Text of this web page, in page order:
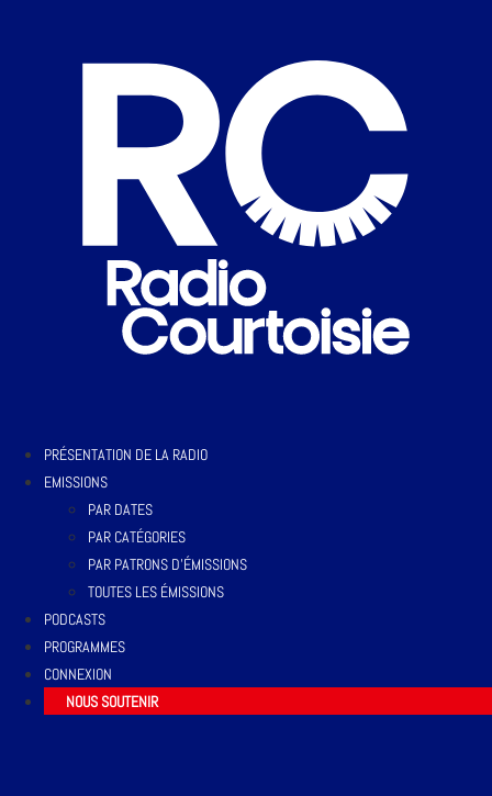
PRÉSENTATION DE LA RADIO
EMISSIONS
PAR DATES
PAR CATÉGORIES
PAR PATRONS D’ÉMISSIONS
TOUTES LES ÉMISSIONS
PODCASTS
PROGRAMMES
CONNEXION
NOUS SOUTENIR